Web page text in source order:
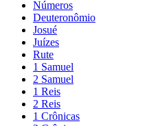
Números
Deuteronômio
Josué
Juízes
Rute
1 Samuel
2 Samuel
1 Reis
2 Reis
1 Crônicas